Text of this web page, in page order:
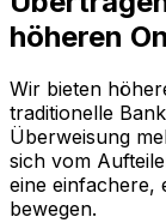
höheren
Wir bieten
traditionelle
Überweisung
sich vom
eine einfachere,
bewegen.